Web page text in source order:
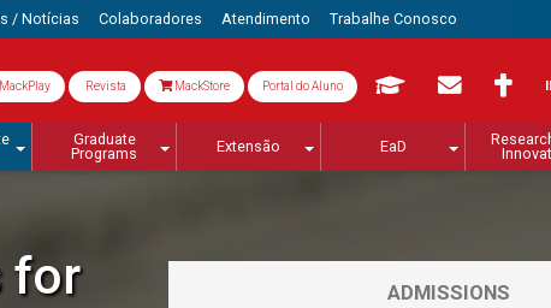
/ Notícias Colaboradores Atendimento Trabalhe Conosco
MackPlay Revista MackStore Portal do Aluno
Graduate
Programs
Extensão EaD
for
ADMISSIONS